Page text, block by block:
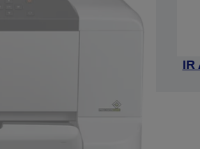
IR